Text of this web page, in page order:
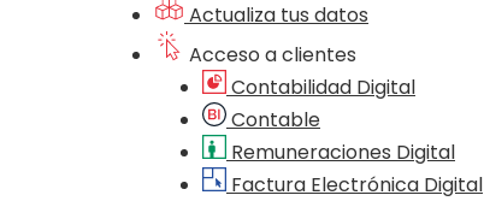
Actualiza tus datos
Acceso a clientes
Contabilidad Digital
Contable
Remuneraciones Digital
Factura Electrónica Digital